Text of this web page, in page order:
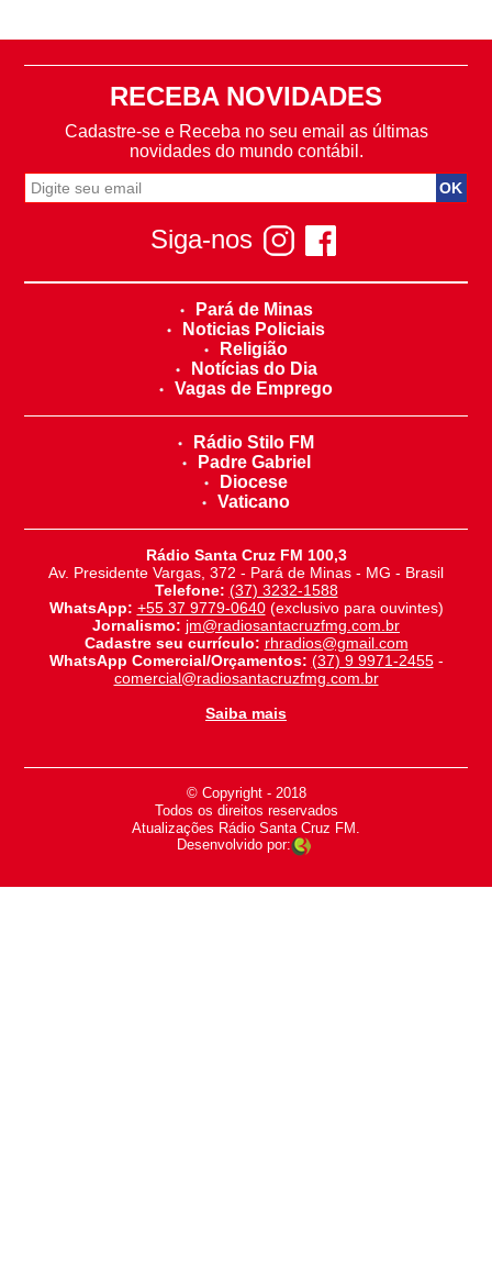
RECEBA NOVIDADES
Cadastre-se e Receba no seu email as últimas
novidades do mundo contábil.
Siga-nos
Pará de Minas
Noticias Policiais
Religião
Notícias do Dia
Vagas de Emprego
Rádio Stilo FM
Padre Gabriel
Diocese
Vaticano
Rádio Santa Cruz FM 100,3
Av. Presidente Vargas, 372 - Pará de Minas - MG - Brasil
Telefone: (37) 3232-1588
WhatsApp: +55 37 9779-0640(exclusivo para ouvintes)
Jornalismo: jm@radiosantacruzfmg.com.br
Cadastre seu currículo: rhradios@gmail.com
WhatsApp Comercial/Orçamentos: (37) 9 9971-2455-
comercial@radiosantacruzfmg.com.br
Saiba mais
© Copyright - 2018
-
Todos os direitos reservados
-
Atualizações Rádio Santa Cruz FM.
Desenvolvido por: